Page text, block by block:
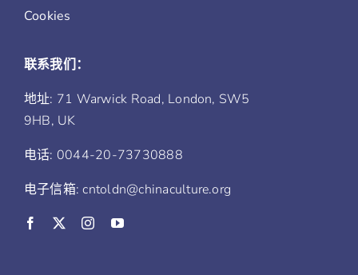
Cookies
联系我们：
地址: 71 Warwick Road, London, SW5
9HB, UK
电话: 0044-20-73730888
电子信箱: cntoldn@chinaculture.org